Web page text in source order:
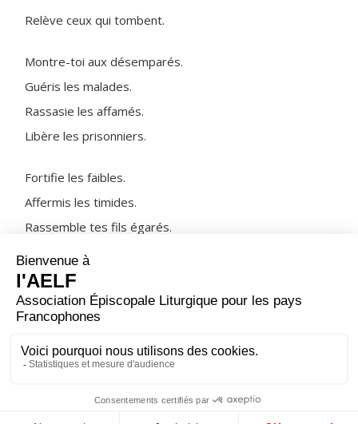
Relève ceux qui tombent.
Montre-toi aux désemparés.
Guéris les malades.
Rassasie les affamés.
Libère les prisonniers.
Fortifie les faibles.
Affermis les timides.
Rassemble tes fils égarés.
NOTRE PÈRE
ORAISON
prions d'illuminer nos ténèbres et de fermer les yeux
sur nos péchés.